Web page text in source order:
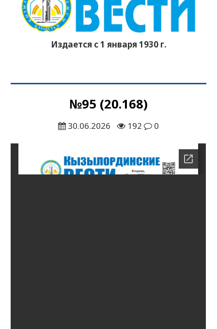
Издается с 1 января 1930 г.
№95 (20.168)
30.06.2026 192 0